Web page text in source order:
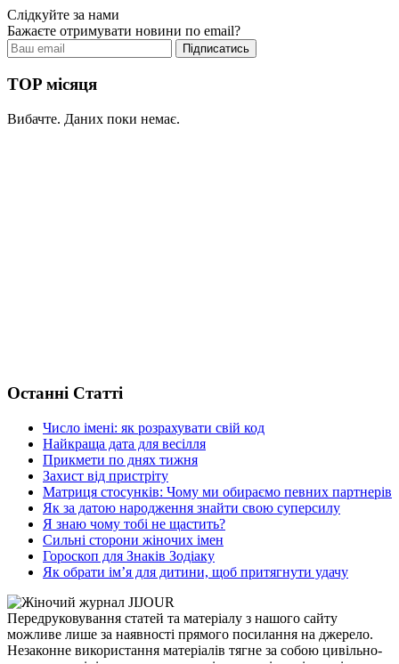
Слідкуйте за нами
Бажаєте отримувати новини по email?
TOP місяця
Вибачте. Даних поки немає.
Останні Статті
Число імені: як розрахувати свій код
Найкраща дата для весілля
Прикмети по днях тижня
Захист від пристріту
Матриця стосунків: Чому ми обираємо певних партнерів
Як за датою народження знайти свою суперсилу
Я знаю чому тобі не щастить?
Сильні сторони жіночих імен
Гороскоп для Знаків Зодіаку
Як обрати ім’я для дитини, щоб притягнути удачу
Передруковування статей та матеріалу з нашого сайту
можливе лише за наявності прямого посилання на джерело.
Незаконне використання матеріалів тягне за собою цивільно-